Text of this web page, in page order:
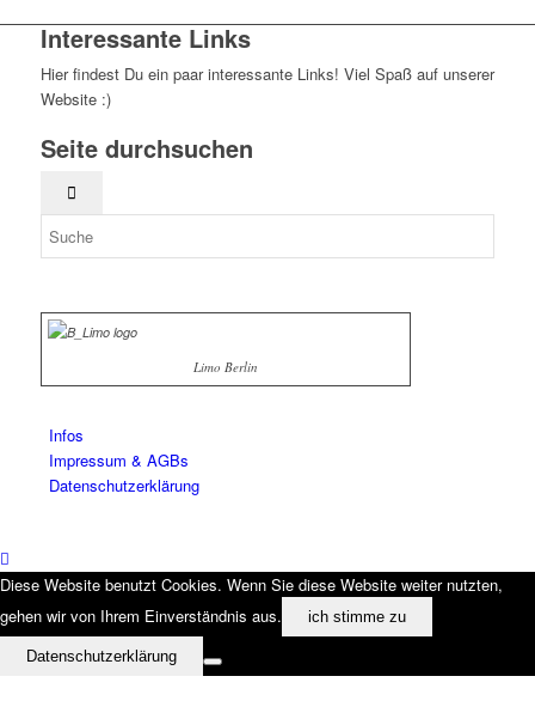
Interessante Links
Hier findest Du ein paar interessante Links! Viel Spaß auf unserer
Website :)
Seite durchsuchen
Limo Berlin
Infos
Impressum & AGBs
Datenschutzerklärung
Diese Website benutzt Cookies. Wenn Sie diese Website weiter nutzten,
gehen wir von Ihrem Einverständnis aus.
ich stimme zu
Datenschutzerklärung